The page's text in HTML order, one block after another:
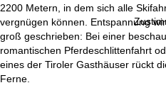
e
i
t
2200 Metern, in dem sich alle
vergnügen können. Entspannung
groß geschrieben: Bei einer
romantischen Pferdeschlittenfahrt
eines der Tiroler Gasthäuser rückt
Ferne.